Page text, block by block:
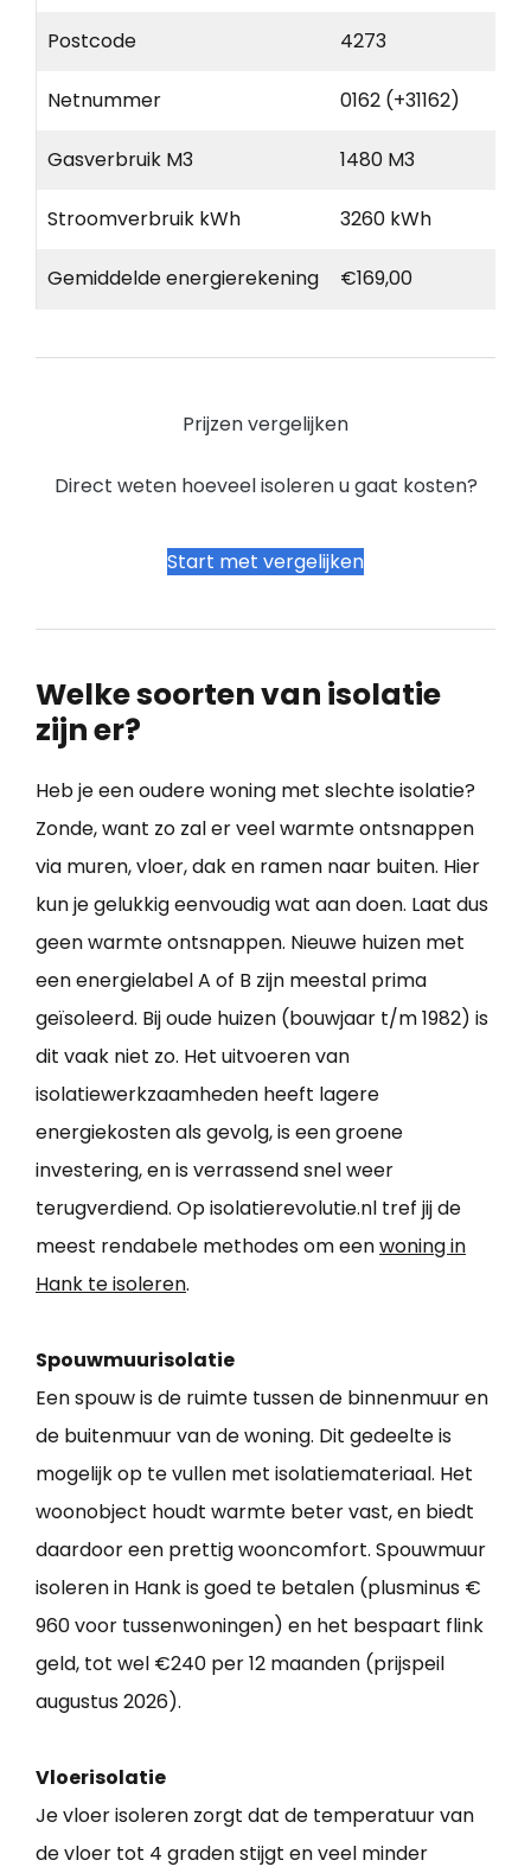
Postcode 4273
Netnummer 0162 (+31162)
Gasverbruik M3 1480 M3
Stroomverbruik kWh 3260 kWh
Gemiddelde energierekening €169,00
Prijzen vergelijken
Direct weten hoeveel isoleren u gaat kosten?
Start met vergelijken
Welke soorten van isolatie
zijn er?
Heb je een oudere woning met slechte isolatie?
Zonde, want zo zal er veel warmte ontsnappen
via muren, vloer, dak en ramen naar buiten. Hier
kun je gelukkig eenvoudig wat aan doen. Laat dus
geen warmte ontsnappen. Nieuwe huizen met
een energielabel A of B zijn meestal prima
geïsoleerd. Bij oude huizen (bouwjaar t/m 1982) is
dit vaak niet zo. Het uitvoeren van
isolatiewerkzaamheden heeft lagere
energiekosten als gevolg, is een groene
investering, en is verrassend snel weer
terugverdiend. Op isolatierevolutie.nl tref jij de
meest rendabele methodes om eenwoning in
Hank te isoleren.
Spouwmuurisolatie
Een spouw is de ruimte tussen de binnenmuur en
de buitenmuur van de woning. Dit gedeelte is
mogelijk op te vullen met isolatiemateriaal. Het
woonobject houdt warmte beter vast, en biedt
daardoor een prettig wooncomfort. Spouwmuur
isoleren in Hank is goed te betalen (plusminus €
960 voor tussenwoningen) en het bespaart flink
geld, tot wel €240 per 12 maanden (prijspeil
augustus 2026).
Vloerisolatie
Je vloer isoleren zorgt dat de temperatuur van
de vloer tot 4 graden stijgt en veel minder